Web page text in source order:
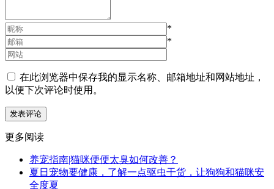
*
*
在此浏览器中保存我的显示名称、邮箱地址和网站地址，
以便下次评论时使用。
更多阅读
养宠指南|猫咪便便太臭如何改善？
夏日宠物要健康，了解一点驱虫干货，让狗狗和猫咪安
全度夏